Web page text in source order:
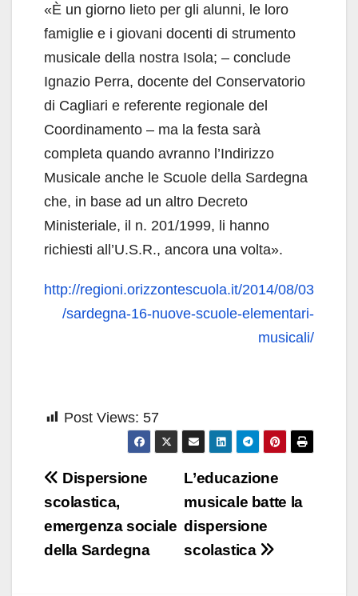
«È un giorno lieto per gli alunni, le loro
famiglie e i giovani docenti di strumento
musicale della nostra Isola; – conclude
Ignazio Perra, docente del Conservatorio
di Cagliari e referente regionale del
Coordinamento – ma la festa sarà
completa quando avranno l’Indirizzo
Musicale anche le Scuole della Sardegna
che, in base ad un altro Decreto
Ministeriale, il n. 201/1999, li hanno
richiesti all’U.S.R., ancora una volta».
http://regioni.orizzontescuola.it/2014/08/03
/sardegna-16-nuove-scuole-elementari-
musicali/
Post Views: 57
Navigazione
articoli
L’educazione
musicale batte la
dispersione
scolastica
Dispersione
scolastica,
emergenza sociale
della Sardegna